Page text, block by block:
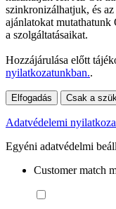
szinkronizálhatjuk, és
ajánlatokat mutathatunk
a szolgáltatásaikat.
Hozzájárulása előtt
nyilatkozatunkban..
Elfogadás Csak a
Adatvédelemi
Egyéni adatvédelmi
Customer match